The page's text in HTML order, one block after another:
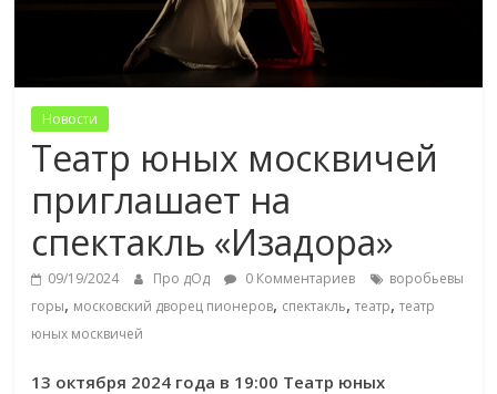
Новости
Театр юных москвичей
приглашает на
спектакль «Изадора»
09/19/2024 Про дОд 0 Комментариев
воробьевы
горы, московский дворец пионеров, спектакль,театр,театр
юных москвичей
13 октября 2024 года в 19:00 Театр юных